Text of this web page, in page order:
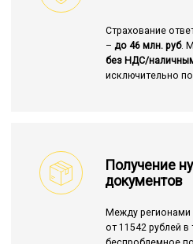
Страхование
– до 46 млн. руб.
без НДС/
исключительно по
Получение
документов
Между регионами
от 11542 рублей